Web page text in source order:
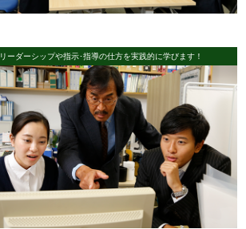
リーダーシップや指示･指導の仕方を実践的に学びます！